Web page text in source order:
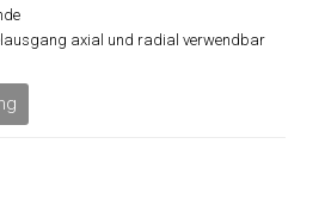
axial und radial verwendbar